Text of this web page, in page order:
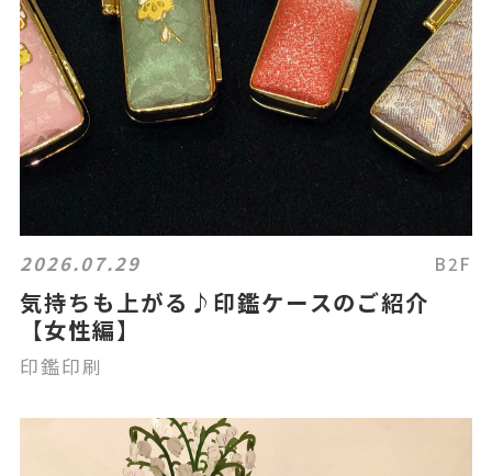
2026.07.29 B2F
気持ちも上がる♪印鑑ケースのご紹介
【女性編】
印鑑印刷